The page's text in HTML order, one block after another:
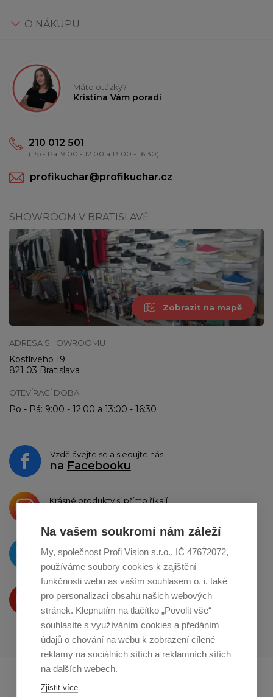
Na vašem soukromí nám záleží
My, společnost Profi Vision s.r.o., IČ 47672072,
používáme soubory cookies k zajištění
funkčnosti webu as vaším souhlasem o. i. také
pro personalizaci obsahu našich webových
stránek. Klepnutím na tlačítko „Povolit vše“
souhlasíte s využíváním cookies a předáním
údajů o chování na webu k zobrazení cílené
reklamy na sociálních sítích a reklamních sítích
na dalších webech.
Zjistit více
O NÁKUPU
Máte otázky?
Kristína Vám poradí
210 012 501
(Po - Pá: 9:00 - 12:00 a 13:00 - 16:30)
profikuchar@profikuchar.cz
SHOWROOM V BRATISLAVĚ
Zobrazit na mapě
ADRESA SHOWROOMU
Kostlivého 19
821 03 Bratislava
OTEVÍRACÍ DOBA
Po - Pá: 9:00 - 12:00 a 13:00 - 16:30
Vzdělávejte se a sledujte nás
na Facebooku
Krásné produkty si přímo říkají
O novinkách píšeme
naTwitteru
Produkty Vám představujeme
na Youtube
Profikuchar.sk